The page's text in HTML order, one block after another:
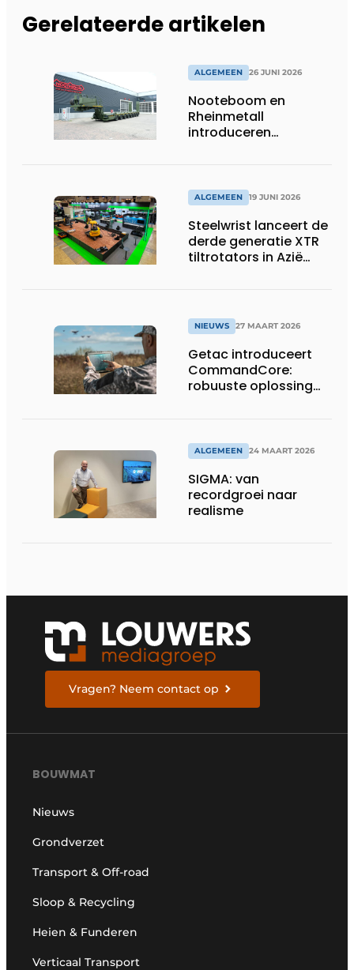
Gerelateerde artikelen
ALGEMEEN 26 JUNI 2026
Nooteboom en
Rheinmetall
introduceren
ALGEMEEN 19 JUNI 2026
Steelwrist lanceert de
derde generatie XTR
tiltrotators in Azië
NIEUWS 27 MAART 2026
Getac introduceert
CommandCore:
robuuste oplossing
ALGEMEEN 24 MAART 2026
SIGMA: van
recordgroei naar
realisme
Vragen? Neem contact op
BOUWMAT
Nieuws
Grondverzet
Transport & Off-road
Sloop & Recycling
Heien & Funderen
Verticaal Transport